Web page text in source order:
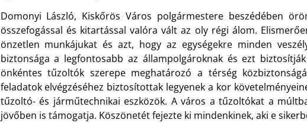
Domonyi László, Kiskőrös Város polgármestere beszédében
összefogással és kitartással valóra vált az oly régi álom.
önzetlen munkájukat és azt, hogy az egységekre minden
biztonsága a legfontosabb az állampolgároknak és ezt
önkéntes tűzoltók szerepe meghatározó a térség
feladatok elvégzéséhez biztosítottak legyenek a kor
tűzoltó- és járműtechnikai eszközök. A város a tűzoltókat a
jövőben is támogatja. Köszönetét fejezte ki mindenkinek, aki e